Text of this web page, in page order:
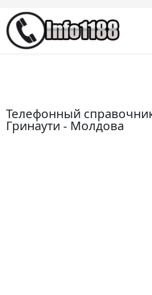
Телефонный
Гринаути - Молдова